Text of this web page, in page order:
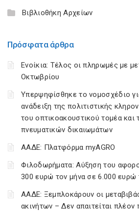
Βιβλιοθήκη Αρχείων
Πρόσφατα άρθρα
Ενοίκια: Τέλος οι πληρωμές με
Οκτωβρίου
Υπερψηφίσθηκε το νομοσχέδιο
ανάδειξη της πολιτιστικής
του οπτικοακουστικού τομέα και
πνευματικών δικαιωμάτων
ΑΑΔΕ: Πλατφόρμα myAGRO
Φιλοδωρήματα: Αύξηση του
300 ευρώ τον μήνα σε 6.000 ευρώ
ΑΑΔΕ: Ξεμπλοκάρουν οι
ακινήτων – Δεν απαιτείται